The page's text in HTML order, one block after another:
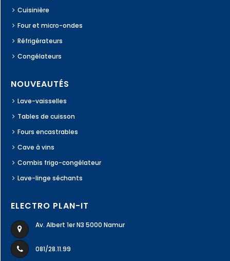
Cuisinière
Four et micro-ondes
Réfrigérateurs
Congélateurs
NOUVEAUTÉS
Lave-vaisselles
Tables de cuisson
Fours encastrables
Cave à vins
Combis frigo-congélateur
Lave-linge séchants
ELECTRO PLAN-IT
Av. Albert 1er N3 5000 Namur
081/28.11.99